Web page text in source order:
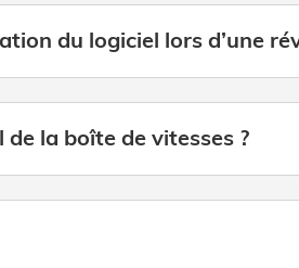
du logiciel lors d’une
la boîte de vitesses ?